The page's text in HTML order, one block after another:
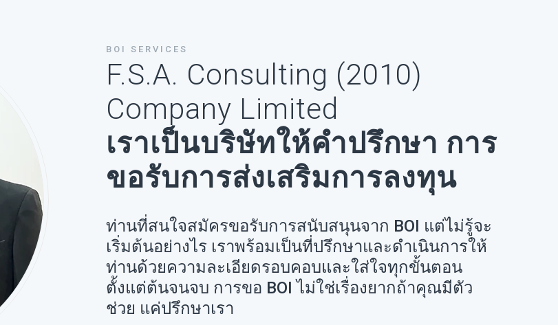
BOI SERVICES
F.S.A. Consulting (2010)
Company Limited
เราเป็นบริษัทให้คำปรึกษา การ
ขอรับการส่งเสริมการลงทุน
ท่านที่สนใจสมัครขอรับการสนับสนุนจาก BOI แต่ไม่รู้จะ
เริ่มต้นอย่างไร เราพร้อมเป็นที่ปรึกษาและดำเนินการให้
ท่านด้วยความละเอียดรอบคอบและใส่ใจทุกขั้นตอน
ตั้งแต่ต้นจนจบ การขอ BOI ไม่ใช่เรื่องยากถ้าคุณมีตัว
ช่วย แค่ปรึกษาเรา